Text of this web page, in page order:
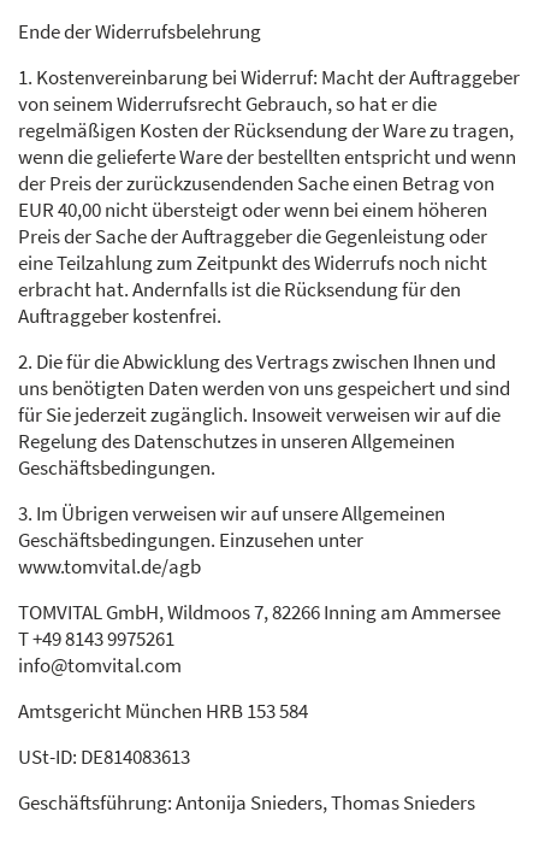
Ende der Widerrufsbelehrung
1. Kostenvereinbarung bei Widerruf: Macht der Auftraggeber
von seinem Widerrufsrecht Gebrauch, so hat er die
regelmäßigen Kosten der Rücksendung der Ware zu tragen,
wenn die gelieferte Ware der bestellten entspricht und wenn
der Preis der zurückzusendenden Sache einen Betrag von
EUR 40,00 nicht übersteigt oder wenn bei einem höheren
Preis der Sache der Auftraggeber die Gegenleistung oder
eine Teilzahlung zum Zeitpunkt des Widerrufs noch nicht
erbracht hat. Andernfalls ist die Rücksendung für den
Auftraggeber kostenfrei.
2. Die für die Abwicklung des Vertrags zwischen Ihnen und
uns benötigten Daten werden von uns gespeichert und sind
für Sie jederzeit zugänglich. Insoweit verweisen wir auf die
Regelung des Datenschutzes in unseren Allgemeinen
Geschäftsbedingungen.
3. Im Übrigen verweisen wir auf unsere Allgemeinen
Geschäftsbedingungen. Einzusehen unter
www.tomvital.de/agb
TOMVITAL GmbH, Wildmoos 7, 82266 Inning am Ammersee
T +49 8143 9975261
info@tomvital.com
Amtsgericht München HRB 153 584
USt-ID: DE814083613
Geschäftsführung: Antonija Snieders, Thomas Snieders